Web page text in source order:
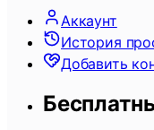
Аккаунт
История
Добавить